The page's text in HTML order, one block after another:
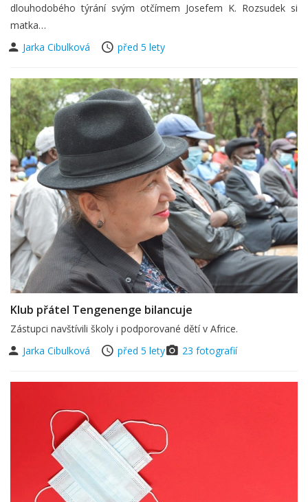
dlouhodobého týrání svým otčímem Josefem K. Rozsudek si
matka…
Jarka Cibulková
před 5 lety
Klub přátel Tengenenge bilancuje
Zástupci navštívili školy i podporované dětí v Africe.
Jarka Cibulková
před 5 lety 23 fotografií